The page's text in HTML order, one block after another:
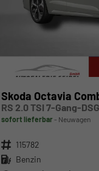
Skoda Octavia
RS 2.0 TSI 7-Gang-DSG
sofort lieferbar Neuwagen
Fahrzeugnr. 115782
Kraftstoff Benzin